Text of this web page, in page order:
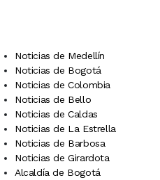
Noticias de Medellín
Noticias de Bogotá
Noticias de Colombia
Noticias de Bello
Noticias de Caldas
Noticias de La Estrella
Noticias de Barbosa
Noticias de Girardota
Alcaldía de Bogotá